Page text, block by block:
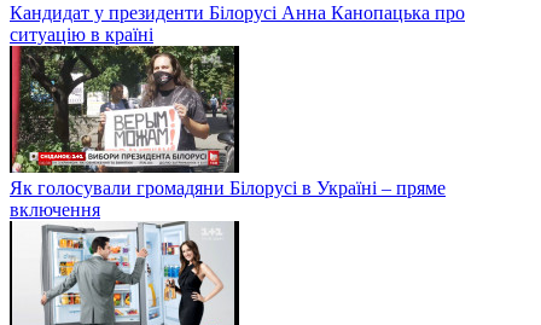
Кандидат у президенти Білорусі Анна Канопацька про
ситуацію в країні
Як голосували громадяни Білорусі в Україні – пряме
включення